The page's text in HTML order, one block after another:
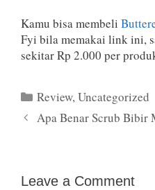
Kamu bisa membeli
Fyi bila memakai link ini,
sekitar Rp 2.000 per
Categories
Review,Uncategorized
Apa Benar Scrub Bibir
Leave a Comment